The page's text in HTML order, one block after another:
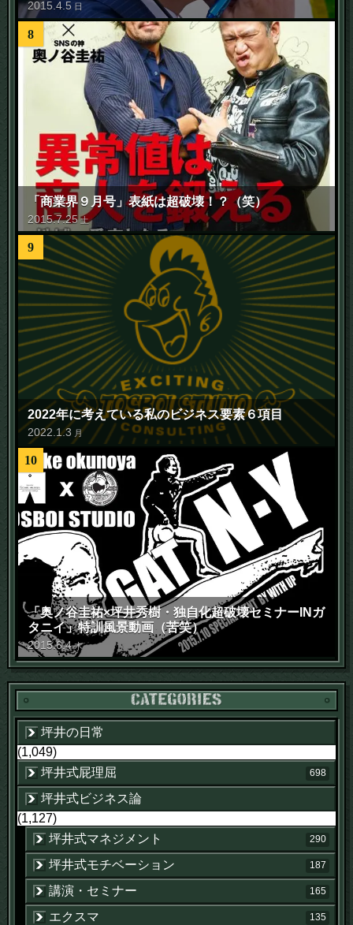
2015.4.5 日
8
「商業界９月号」表紙は超破壊！？（笑）
2015.7.25 土
9
2022年に考えている私のビジネス要素６項目
2022 1.3 月
10
「奥ノ谷圭祐×坪井秀樹・独自化超破壊セミナーINガ
タニイ」特訓風景動画（苦笑）
2015.6.4 木
坪井の日常
(1,049)
坪井式屁理屈
698
坪井式ビジネス論
(1,127)
坪井式マネジメント
290
坪井式モチベーション 187
講演・セミナー 165
エクスマ 135